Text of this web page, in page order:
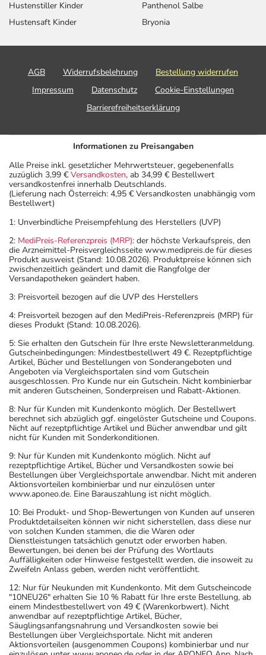
Hustenstiller Kinder
Hustensaft Kinder
Panthenol Salbe
Bryonia
AGB Widerrufsbelehrung
Bestellung widerrufen
Impressum
Datenschutz
Cookie-Einstellungen
Barrierefreiheitserklärung
Informationen zu Preisangaben
Alle Preise inkl. gesetzlicher Mehrwertsteuer, gegebenenfalls
zuzüglich 3,99 € Versandkosten, ab 34,99 € Bestellwert
versandkostenfrei innerhalb Deutschlands.
(Lieferung nach Österreich: 4,95 € Versandkosten unabhängig vom
Bestellwert)
1: Unverbindliche Preisempfehlung des Herstellers (UVP)
2: MediPreis-Referenzpreis (MRP): der höchste Verkaufspreis, den
die Arzneimittel-Preisvergleichsseite www.medipreis.de für dieses
Produkt ausweist (Stand: 10.08.2026). Produktpreise können sich
zwischenzeitlich geändert und damit die Rangfolge der
Versandapotheken geändert haben.
3: Preisvorteil bezogen auf die UVP des Herstellers
4: Preisvorteil bezogen auf den MediPreis-Referenzpreis (MRP) für
dieses Produkt (Stand: 10.08.2026).
5: Sie erhalten den Gutschein für Ihre erste Newsletteranmeldung.
Gutscheinbedingungen: Mindestbestellwert 49 €. Rezeptpflichtige
Artikel, Bücher und Bestellungen von Sonderangeboten und
Angeboten via Vergleichsportalen sind vom Gutschein
ausgeschlossen. Pro Kunde nur ein Gutschein. Nicht kombinierbar
mit anderen Gutscheinen, Sonderpreisen und Rabatt-Aktionen.
8: Nur für Kunden mit Kundenkonto möglich. Der Bestellwert
berechnet sich abzüglich ggf. eingelöster Gutscheine und Coupons.
Nicht auf rezeptpflichtige Artikel und Bücher anwendbar und gilt
nicht für Kunden mit Sonderkonditionen.
9: Nur für Kunden mit Kundenkonto möglich. Nicht auf
rezeptpflichtige Artikel, Bücher und Versandkosten sowie bei
Bestellungen über Vergleichsportale anwendbar. Nicht mit anderen
Aktionsvorteilen kombinierbar und nur einzulösen unter
www.aponeo.de. Eine Barauszahlung ist nicht möglich.
10: Bei Produkt- und Shop-Bewertungen von Kunden auf unseren
Produktdetailseiten können wir nicht sicherstellen, dass diese nur
von solchen Kunden stammen, die die Waren oder
Dienstleistungen tatsächlich genutzt oder erworben haben.
Bewertungen, bei denen bei der Prüfung des Wortlauts
Auffälligkeiten oder Hinweise festgestellt werden, die insoweit zu
Zweifeln Anlass geben, werden nicht veröffentlicht.
12: Nur für Neukunden mit Kundenkonto. Mit dem Gutscheincode
"10NEU26" erhalten Sie 10 % Rabatt für Ihre erste Bestellung, ab
einem Mindestbestellwert von 49 € (Warenkorbwert). Nicht
anwendbar auf rezeptpflichtige Artikel, Bücher,
Säuglingsanfangsnahrung und Versandkosten sowie bei
Bestellungen über Vergleichsportale. Nicht mit anderen
Aktionsvorteilen (ausgenommen Coupons) kombinierbar und nur